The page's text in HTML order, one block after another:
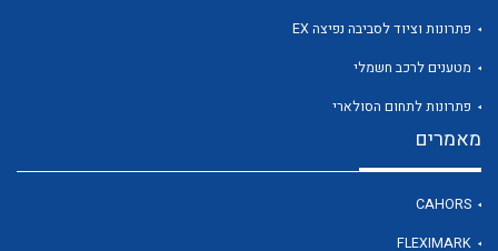
לכל מוצרי היצרן
פתרונות וציוד לסביבה נפיצה EX
מטענים לרכב חשמלי
פתרונות לתחום הסולארי
מאמרים
CAHORS
FLEXIMARK